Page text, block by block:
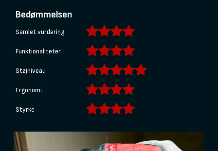
Bedømmelsen
Samlet vurdering
Funktionaliteter
Støjniveau
Ergonomi
Styrke